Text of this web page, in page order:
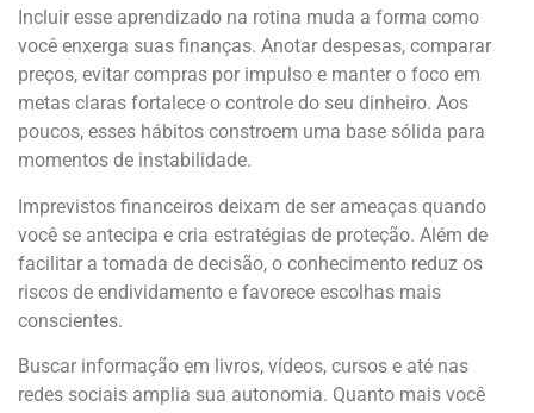
Incluir esse aprendizado na rotina muda a forma como
você enxerga suas finanças. Anotar despesas, comparar
preços, evitar compras por impulso e manter o foco em
metas claras fortalece o controle do seu dinheiro. Aos
poucos, esses hábitos constroem uma base sólida para
momentos de instabilidade.
Imprevistos financeiros deixam de ser ameaças quando
você se antecipa e cria estratégias de proteção. Além de
facilitar a tomada de decisão, o conhecimento reduz os
riscos de endividamento e favorece escolhas mais
conscientes.
Buscar informação em livros, vídeos, cursos e até nas
redes sociais amplia sua autonomia. Quanto mais você